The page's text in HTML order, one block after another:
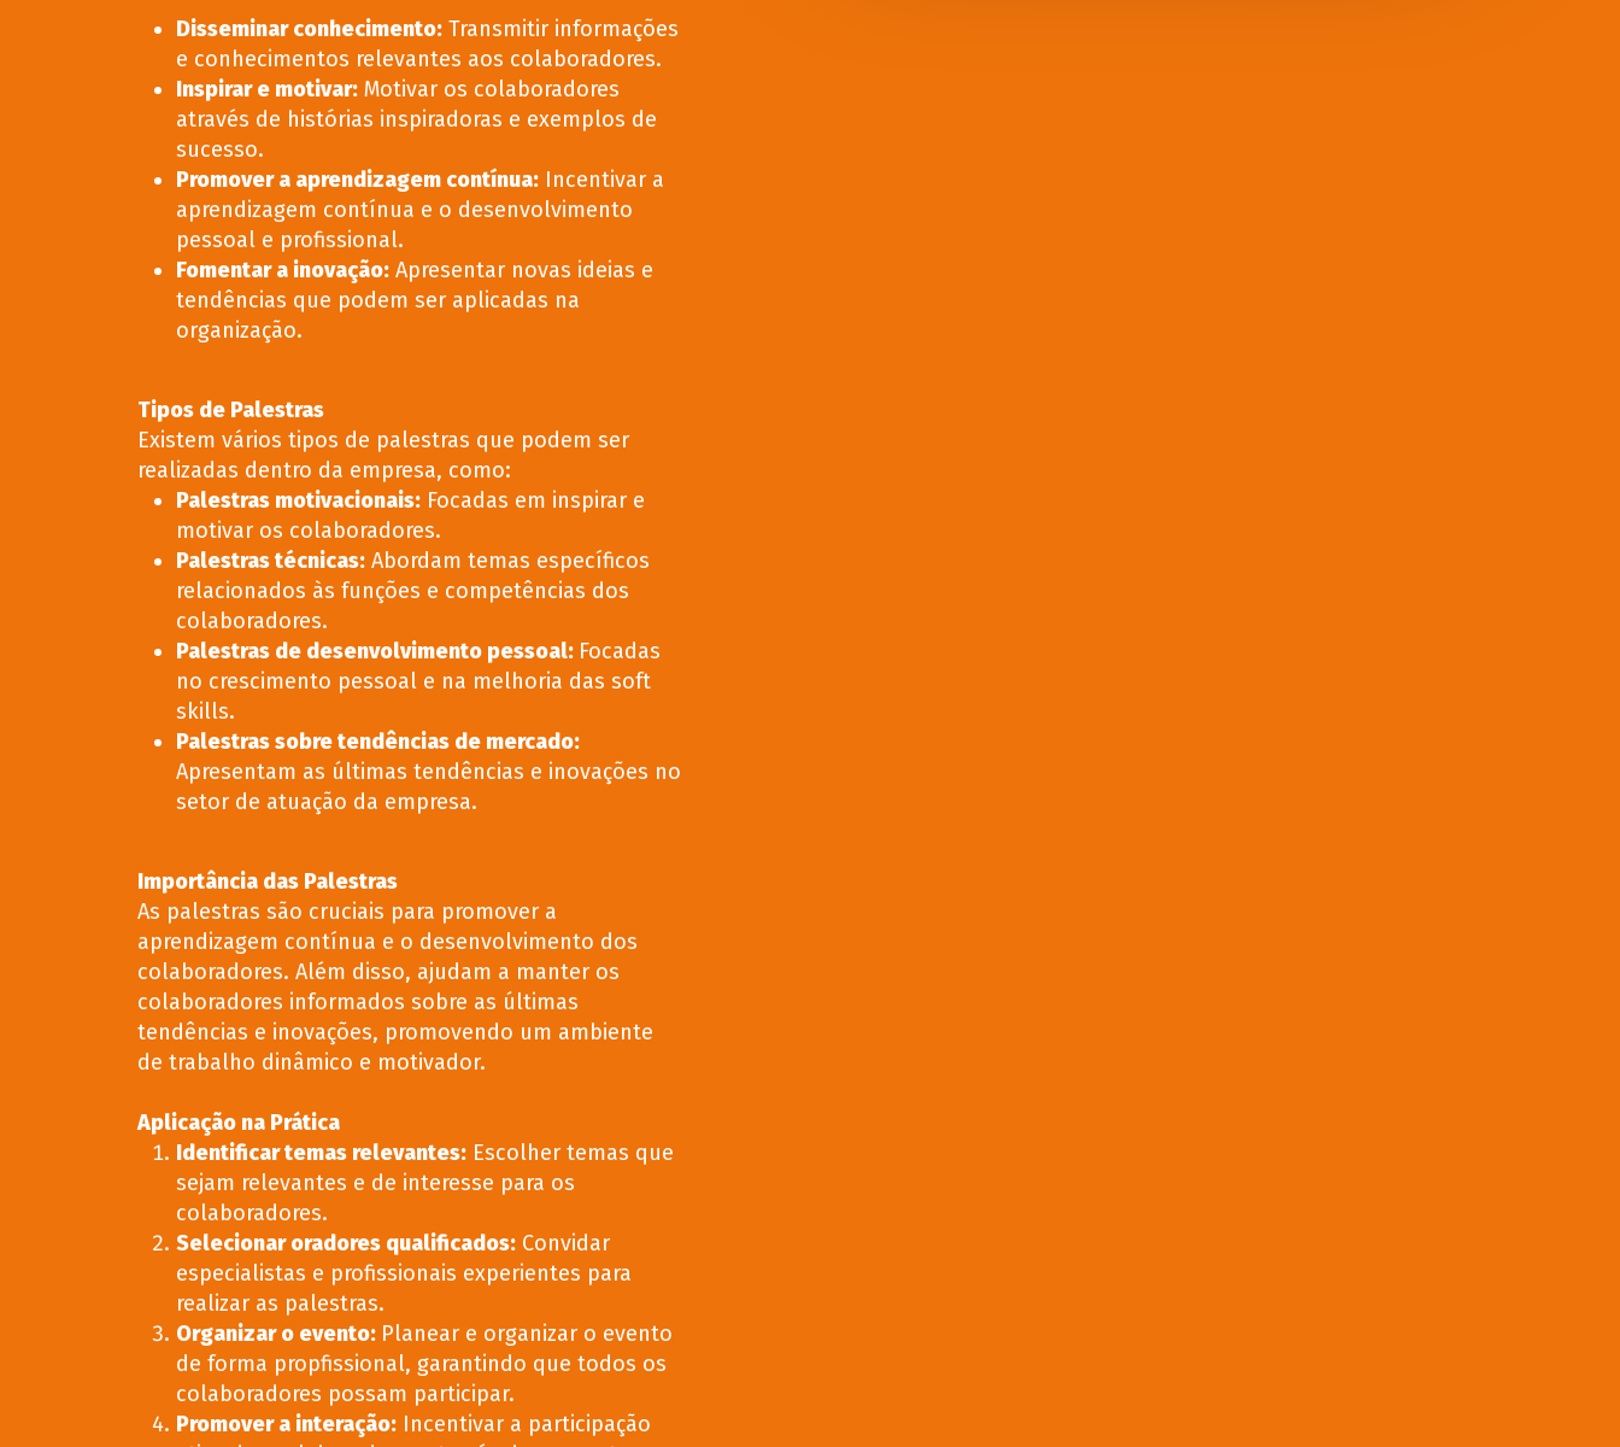
Disseminar conhecimento: Transmitir informações
e conhecimentos relevantes aos colaboradores.
Inspirar e motivar: Motivar os colaboradores
através de histórias inspiradoras e exemplos de
sucesso.
Promover a aprendizagem contínua: Incentivar a
aprendizagem contínua e o desenvolvimento
pessoal e profissional.
Fomentar a inovação: Apresentar novas ideias e
tendências que podem ser aplicadas na
organização.
Tipos de Palestras
Existem vários tipos de palestras que podem ser
realizadas dentro da empresa, como:
Palestras motivacionais: Focadas em inspirar e
motivar os colaboradores.
Palestras técnicas: Abordam temas específicos
relacionados às funções e competências dos
colaboradores.
Palestras de desenvolvimento pessoal: Focadas
no crescimento pessoal e na melhoria das soft
skills.
Palestras sobre tendências de mercado:
Apresentam as últimas tendências e inovações no
setor de atuação da empresa.
Importância das Palestras
As palestras são cruciais para promover a
aprendizagem contínua e o desenvolvimento dos
colaboradores. Além disso, ajudam a manter os
colaboradores informados sobre as últimas
tendências e inovações, promovendo um ambiente
de trabalho dinâmico e motivador.
Aplicação na Prática
Identificar temas relevantes: Escolher temas que
sejam relevantes e de interesse para os
colaboradores.
Selecionar oradores qualificados: Convidar
especialistas e profissionais experientes para
realizar as palestras.
Organizar o evento: Planear e organizar o evento
de forma propfissional, garantindo que todos os
colaboradores possam participar.
Promover a interação: Incentivar a participação